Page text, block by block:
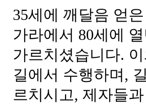
35세에 깨달음 얻
가라에서 80세에
가르치셨습니다.
길에서 수행하며,
르치시고, 제자들